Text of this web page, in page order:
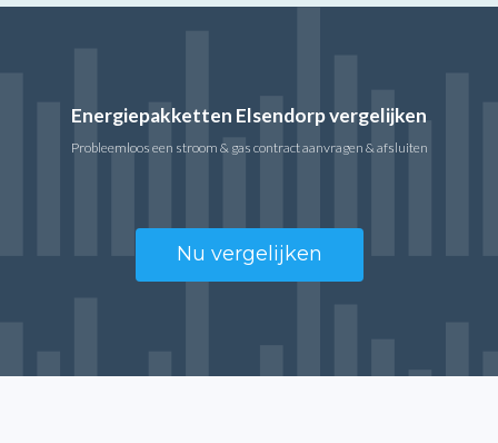
Energiepakketten Elsendorp vergelijken
Probleemloos een stroom & gas contract aanvragen & afsluiten
Nu vergelijken